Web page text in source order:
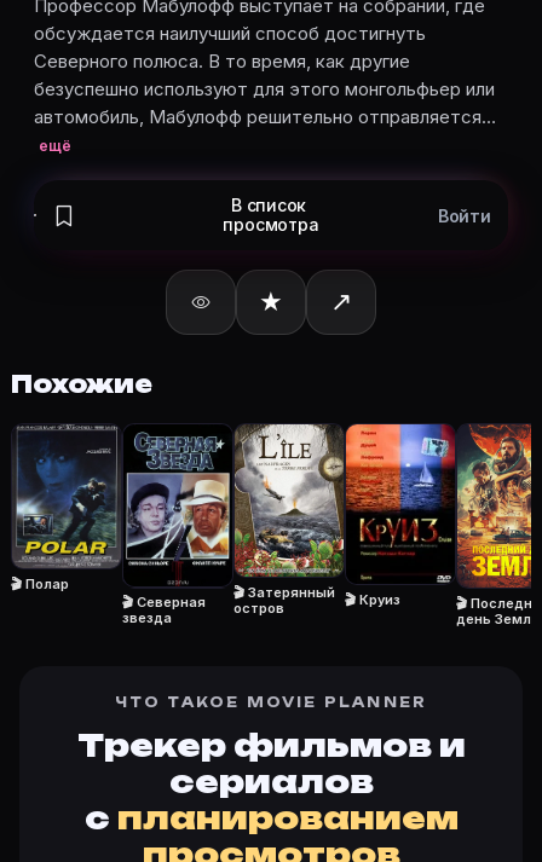
Откройте карточку «Завоевание полюса (1912)»:
Кто актёры в «Завоевание полюса» (1912)?
Режиссёр — Жорж Мельес. В фильме «Завоевание
Как добавить «Завоевание полюса» в свой список
Откройте «Завоевание полюса (1912)» на Movie
Ещё на Movie Planner
Интересные факты о фильмах· Как вести watchlist
Другие карточки: Горбатая гора (2005)
Войти в кабинет— сохранить «Завоевание
Профессор Мабулофф выступает на собрании, где
обсуждается наилучший способ достигнуть
Северного полюса. В то время, как другие
безуспешно используют для этого монгольфьер или
автомобиль, Мабулофф решительно отправляется…
ещё
В список
просмотра
Войти
★ ↗
Похожие
🎬 Полар
🎬 Северная
звезда
🎬 Затерянный
остров
🎬 Круиз
🎬
день Земли
ЧТО ТАКОЕ MOVIE PLANNER
Трекер фильмов и
сериалов
с планированием